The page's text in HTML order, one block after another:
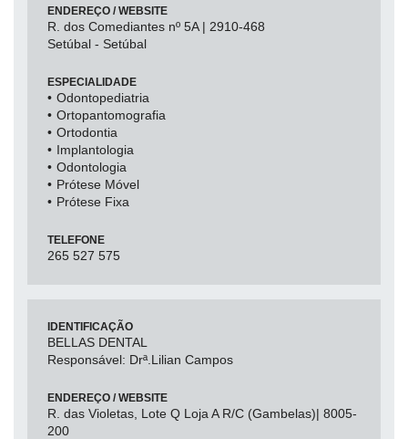
ENDEREÇO / WEBSITE
R. dos Comediantes nº 5A | 2910-468
Setúbal - Setúbal
ESPECIALIDADE
Odontopediatria
Ortopantomografia
Ortodontia
Implantologia
Odontologia
Prótese Móvel
Prótese Fixa
TELEFONE
265 527 575
IDENTIFICAÇÃO
BELLAS DENTAL
Responsável: Drª.Lilian Campos
ENDEREÇO / WEBSITE
R. das Violetas, Lote Q Loja A R/C (Gambelas)| 8005-
200